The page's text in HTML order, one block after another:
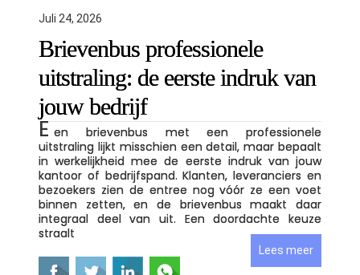
Juli 24, 2026
Brievenbus professionele
uitstraling: de eerste indruk van
jouw bedrijf
E en brievenbus met een professionele
uitstraling lijkt misschien een detail, maar bepaalt
in werkelijkheid mee de eerste indruk van jouw
kantoor of bedrijfspand. Klanten, leveranciers en
bezoekers zien de entree nog vóór ze een voet
binnen zetten, en de brievenbus maakt daar
integraal deel van uit. Een doordachte keuze
straalt
Lees meer